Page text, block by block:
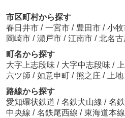
市区町村から探す
春日井市 / 一宮市 / 豊田市 / 小牧
岡崎市 / 瀬戸市 / 江南市 / 北名
町名から探す
大字上志段味 / 大字中志段味 /
六ツ師 / 如意申町 / 熊之庄 / 上地
路線から探す
愛知環状鉄道 / 名鉄犬山線 / 名
中央線 / 名鉄尾西線 / 東海道本線